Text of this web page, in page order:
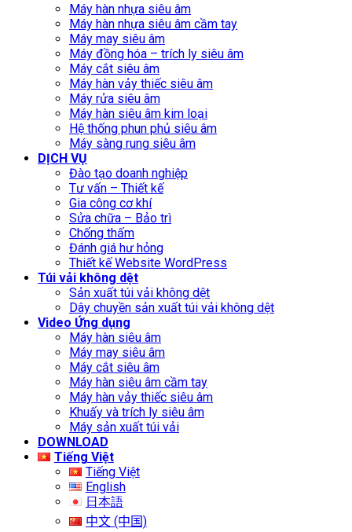
Máy hàn nhựa siêu âm
Máy hàn nhựa siêu âm cầm tay
Máy may siêu âm
Máy đồng hóa – trích ly siêu âm
Máy cắt siêu âm
Máy hàn vảy thiếc siêu âm
Máy rửa siêu âm
Máy hàn siêu âm kim loại
Hệ thống phun phủ siêu âm
Máy sàng rung siêu âm
DỊCH VỤ
Đào tạo doanh nghiệp
Tư vấn – Thiết kế
Gia công cơ khí
Sửa chữa – Bảo trì
Chống thấm
Đánh giá hư hỏng
Thiết kế Website WordPress
Túi vải không dệt
Sản xuất túi vải không dệt
Dây chuyền sản xuất túi vải không dệt
Video Ứng dụng
Máy hàn siêu âm
Máy may siêu âm
Máy cắt siêu âm
Máy hàn siêu âm cầm tay
Máy hàn vảy thiếc siêu âm
Khuấy và trích ly siêu âm
Máy sản xuất túi vải
DOWNLOAD
Tiếng Việt
Tiếng Việt
English
日本語
中文 (中国)